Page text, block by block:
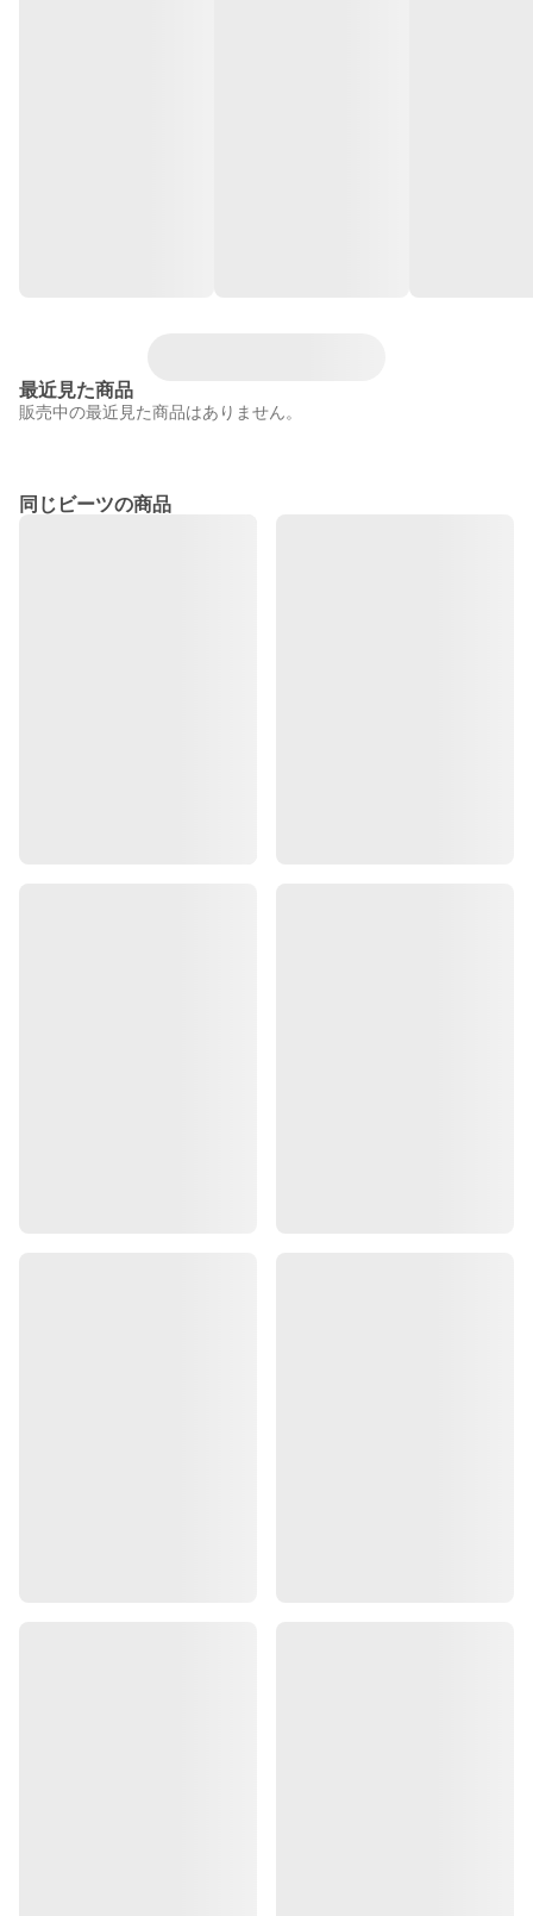
最近見た商品
販売中の最近見た商品はありません。
同じビーツの商品